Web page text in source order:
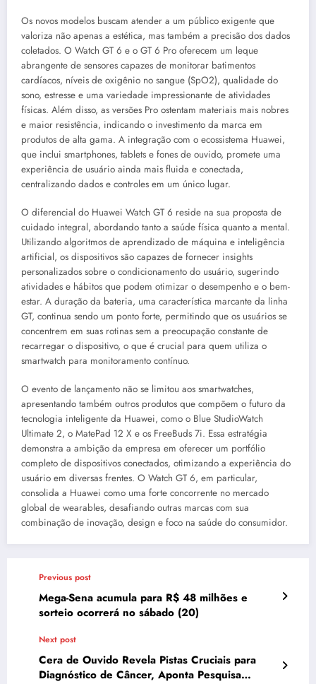
Os novos modelos buscam atender a um público exigente que
valoriza não apenas a estética, mas também a precisão dos dados
coletados. O Watch GT 6 e o GT 6 Pro oferecem um leque
abrangente de sensores capazes de monitorar batimentos
cardíacos, níveis de oxigênio no sangue (SpO2), qualidade do
sono, estresse e uma variedade impressionante de atividades
físicas. Além disso, as versões Pro ostentam materiais mais nobres
e maior resistência, indicando o investimento da marca em
produtos de alta gama. A integração com o ecossistema Huawei,
que inclui smartphones, tablets e fones de ouvido, promete uma
experiência de usuário ainda mais fluida e conectada,
centralizando dados e controles em um único lugar.
O diferencial do Huawei Watch GT 6 reside na sua proposta de
cuidado integral, abordando tanto a saúde física quanto a mental.
Utilizando algoritmos de aprendizado de máquina e inteligência
artificial, os dispositivos são capazes de fornecer insights
personalizados sobre o condicionamento do usuário, sugerindo
atividades e hábitos que podem otimizar o desempenho e o bem-
estar. A duração da bateria, uma característica marcante da linha
GT, continua sendo um ponto forte, permitindo que os usuários se
concentrem em suas rotinas sem a preocupação constante de
recarregar o dispositivo, o que é crucial para quem utiliza o
smartwatch para monitoramento contínuo.
O evento de lançamento não se limitou aos smartwatches,
apresentando também outros produtos que compõem o futuro da
tecnologia inteligente da Huawei, como o Blue StudioWatch
Ultimate 2, o MatePad 12 X e os FreeBuds 7i. Essa estratégia
demonstra a ambição da empresa em oferecer um portfólio
completo de dispositivos conectados, otimizando a experiência do
usuário em diversas frentes. O Watch GT 6, em particular,
consolida a Huawei como uma forte concorrente no mercado
global de wearables, desafiando outras marcas com sua
combinação de inovação, design e foco na saúde do consumidor.
Previous post
Mega-Sena acumula para R$ 48 milhões e
sorteio ocorrerá no sábado (20)
Next post
Cera de Ouvido Revela Pistas Cruciais para
Diagnóstico de Câncer, Aponta Pesquisa